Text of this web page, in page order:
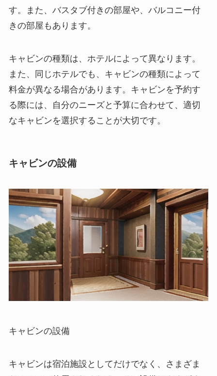
す。また、バスタブ付きの部屋や、バルコニー付
きの部屋もあります。
キャビンの種類は、ホテルによって異なります。
また、同じホテルでも、キャビンの種類によって
料金が異なる場合があります。キャビンを予約す
る際には、自分のニーズと予算に合わせて、適切
なキャビンを選択することが大切です。
キャビンの設備
キャビンの設備
キャビンは宿泊施設としてだけでなく、さまざま